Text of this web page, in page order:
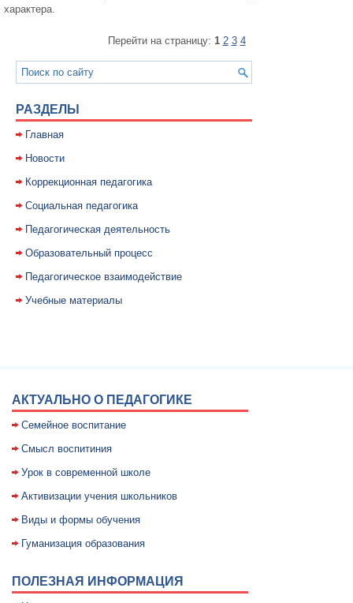
характера.
Перейти на страницу: 1 2 3 4
РАЗДЕЛЫ
Главная
Новости
Коррекционная педагогика
Социальная педагогика
Педагогическая деятельность
Образовательный процесс
Педагогическое взаимодействие
Учебные материалы
АКТУАЛЬНО О ПЕДАГОГИКЕ
Семейное воспитание
Смысл воспитиния
Уpок в совpеменной школе
Активизации учения школьников
Виды и формы обучения
Гуманизация образования
ПОЛЕЗНАЯ ИНФОРМАЦИЯ